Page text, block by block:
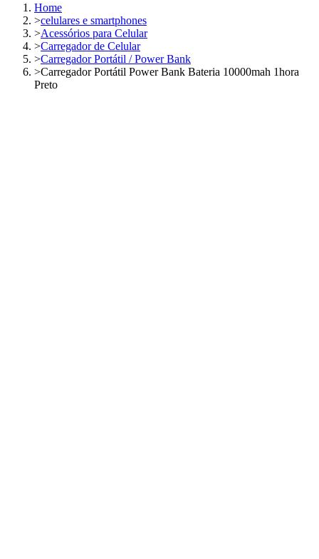
Home
>celulares e smartphones
>Acessórios para Celular
>Carregador de Celular
>Carregador Portátil / Power Bank
>Carregador Portátil Power Bank Bateria 10000mah 1hora
Preto